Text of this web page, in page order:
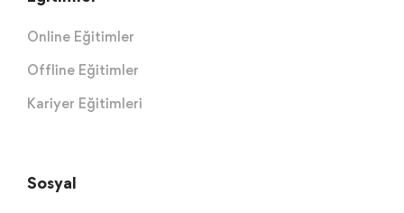
Online Eğitimler
Offline Eğitimler
Kariyer Eğitimleri
Sosyal